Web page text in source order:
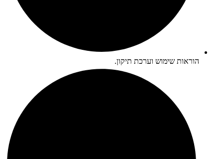
הוראות שימוש וערכת תיקון.